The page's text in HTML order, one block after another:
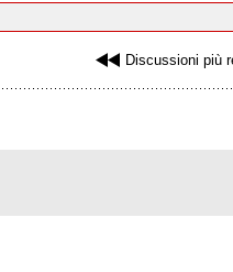
Discussioni più